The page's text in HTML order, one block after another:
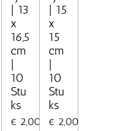
| 13
x
16,5
cm
|
10
Stu
ks
€ 2,00
| 15
x
15
cm
|
10
Stu
ks
€ 2,00